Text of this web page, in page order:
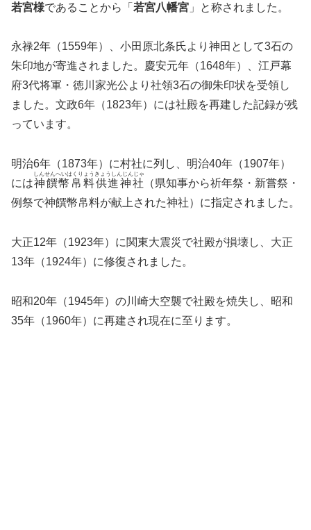
若宮様であることから「 若宮八幡宮 」と称されました。
永禄2年（1559年）、小田原北条氏より神田として3石の
朱印地が寄進されました。慶安元年（1648年）、江戸幕
府3代将軍・徳川家光公より社領3石の御朱印状を受領し
ました。文政6年（1823年）には社殿を再建した記録が残
っています。
明治6年（1873年）に村社に列し、明治40年（1907年）
には神饌幣帛料供進神社
しんせんへいはくりょうきょうしんじんじゃ
（県知事から祈年祭・新嘗祭・
例祭で神饌幣帛料が献上された神社）に指定されました。
大正12年（1923年）に関東大震災で社殿が損壊し、大正
13年（1924年）に修復されました。
昭和20年（1945年）の川崎大空襲で社殿を焼失し、昭和
35年（1960年）に再建され現在に至ります。